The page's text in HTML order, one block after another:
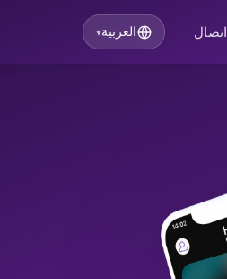
اتصال العربية▾